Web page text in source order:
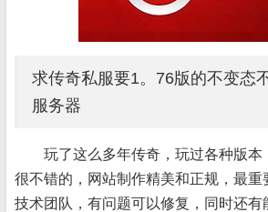
求传奇私服要1。76版的不变态
服务器
玩了这么多年传奇，玩过各种版本
很不错的，网站制作精美和正规，最重
技术团队，有问题可以修复，同时还有